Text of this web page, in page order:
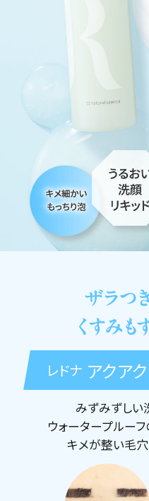
レドナ アクア
みずみずしい
ウォータープルーフ
キメが整い毛